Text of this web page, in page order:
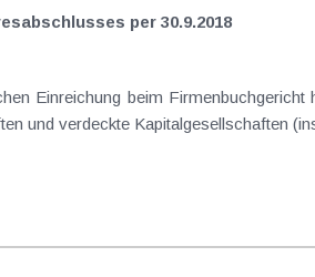
per 30.9.2018
Einreichung beim
und verdeckte Kapitalgesellschaften